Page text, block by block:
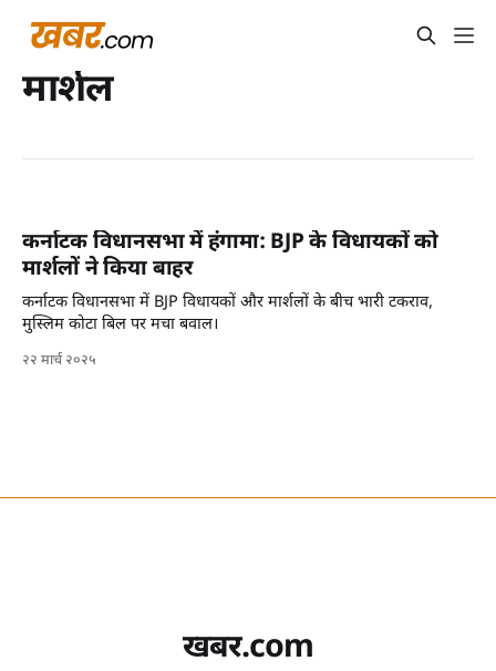
मार्शल
कर्नाटक विधानसभा में हंगामा: BJP के विधायकों को
मार्शलों ने किया बाहर
कर्नाटक विधानसभा में BJP विधायकों और मार्शलों के बीच भारी टकराव,
मुस्लिम कोटा बिल पर मचा बवाल।
२२ मार्च २०२५
खबर.com